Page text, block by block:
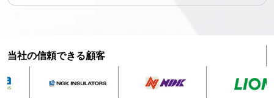
当社の信頼できる顧客